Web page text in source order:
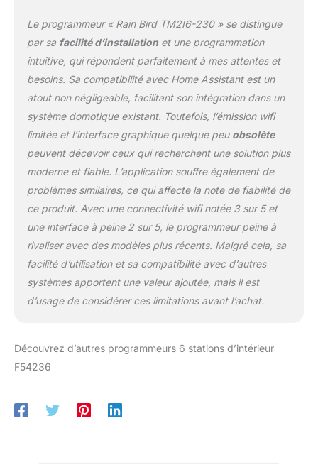
Le programmeur « Rain Bird TM2I6-230 » se distingue
par sa facilité d’installationet une programmation
intuitive, qui répondent parfaitement à mes attentes et
besoins. Sa compatibilité avec Home Assistant est un
atout non négligeable, facilitant son intégration dans un
système domotique existant. Toutefois, l’émission wifi
limitée et l’interface graphique quelque peu obsolète
peuvent décevoir ceux qui recherchent une solution plus
moderne et fiable. L’application souffre également de
problèmes similaires, ce qui affecte la note de fiabilité de
ce produit. Avec une connectivité wifi notée 3 sur 5 et
une interface à peine 2 sur 5, le programmeur peine à
rivaliser avec des modèles plus récents. Malgré cela, sa
facilité d’utilisation et sa compatibilité avec d’autres
systèmes apportent une valeur ajoutée, mais il est
d’usage de considérer ces limitations avant l’achat.
Découvrez d’autres programmeurs 6 stations d’intérieur
F54236